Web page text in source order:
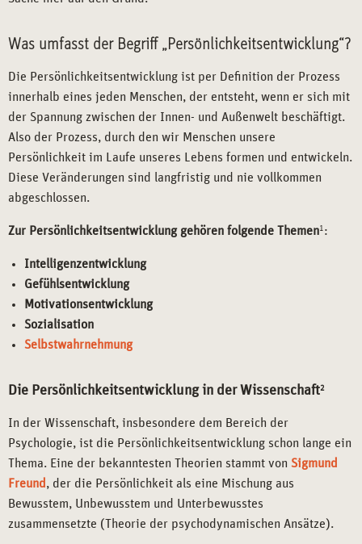
Was umfasst der Begriff „Persönlichkeitsentwicklung“?
Die Persönlichkeitsentwicklung ist per Definition der Prozess
innerhalb eines jeden Menschen, der entsteht, wenn er sich mit
der Spannung zwischen der Innen- und Außenwelt beschäftigt.
Also der Prozess, durch den wir Menschen unsere
Persönlichkeit im Laufe unseres Lebens formen und entwickeln.
Diese Veränderungen sind langfristig und nie vollkommen
abgeschlossen.
Zur Persönlichkeitsentwicklung gehören folgende Themen1 :
Intelligenzentwicklung
Gefühlsentwicklung
Motivationsentwicklung
Sozialisation
Selbstwahrnehmung
Die Persönlichkeitsentwicklung in der Wissenschaft2
In der Wissenschaft, insbesondere dem Bereich der
Psychologie, ist die Persönlichkeitsentwicklung schon lange ein
Thema. Eine der bekanntesten Theorien stammt von Sigmund
Freund , der die Persönlichkeit als eine Mischung aus
Bewusstem, Unbewusstem und Unterbewusstes
zusammensetzte (Theorie der psychodynamischen Ansätze).